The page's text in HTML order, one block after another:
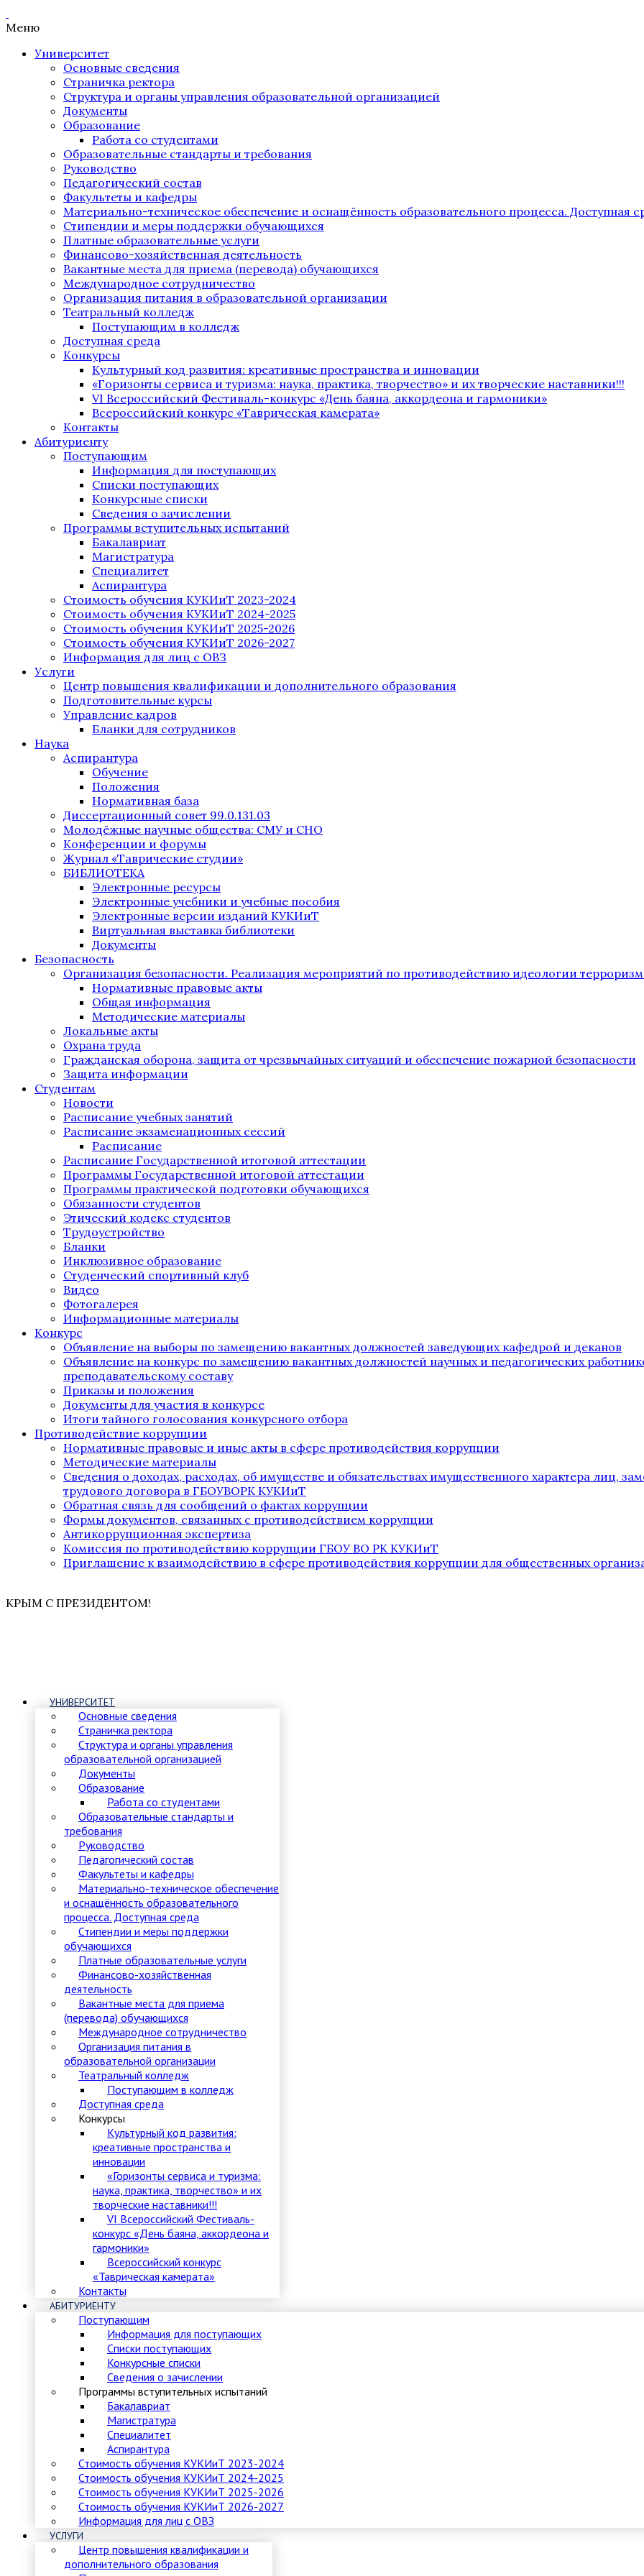
Меню
Университет
Основные сведения
Страничка ректора
Структура и органы управления образовательной организацией
Документы
Образование
Работа со студентами
Образовательные стандарты и требования
Руководство
Педагогический состав
Факультеты и кафедры
Материально-техническое обеспечение и оснащённость образовательного процесса. Доступная
Стипендии и меры поддержки обучающихся
Платные образовательные услуги
Финансово-хозяйственная деятельность
Вакантные места для приема (перевода) обучающихся
Международное сотрудничество
Организация питания в образовательной организации
Театральный колледж
Поступающим в колледж
Доступная среда
Конкурсы
Культурный код развития: креативные пространства и инновации
«Горизонты сервиса и туризма: наука, практика, творчество» и их творческие наставники!!!
VI Всероссийский Фестиваль-конкурс «День баяна, аккордеона и гармоники»
Всероссийский конкурс «Таврическая камерата»
Контакты
Абитуриенту
Поступающим
Информация для поступающих
Списки поступающих
Конкурсные списки
Сведения о зачислении
Программы вступительных испытаний
Бакалавриат
Магистратура
Специалитет
Аспирантура
Стоимость обучения КУКИиТ 2023-2024
Стоимость обучения КУКИиТ 2024-2025
Стоимость обучения КУКИиТ 2025-2026
Стоимость обучения КУКИиТ 2026-2027
Информация для лиц с ОВЗ
Услуги
Центр повышения квалификации и дополнительного образования
Подготовительные курсы
Управление кадров
Бланки для сотрудников
Наука
Аспирантура
Обучение
Положения
Нормативная база
Диссертационный совет 99.0.131.03
Молодёжные научные общества: СМУ и СНО
Конференции и форумы
Журнал «Таврические студии»
БИБЛИОТЕКА
Электронные ресурсы
Электронные учебники и учебные пособия
Электронные версии изданий КУКИиТ
Виртуальная выставка библиотеки
Документы
Безопасность
Организация безопасности. Реализация мероприятий по противодействию идеологии
Нормативные правовые акты
Общая информация
Методические материалы
Локальные акты
Охрана труда
Гражданская оборона, защита от чрезвычайных ситуаций и обеспечение пожарной безопасности
Защита информации
Студентам
Новости
Расписание учебных занятий
Расписание экзаменационных сессий
Расписание
Расписание Государственной итоговой аттестации
Программы Государственной итоговой аттестации
Программы практической подготовки обучающихся
Обязанности студентов
Этический кодекс студентов
Трудоустройство
Бланки
Инклюзивное образование
Студенческий спортивный клуб
Видео
Фотогалерея
Информационные материалы
Конкурс
Объявление на выборы по замещению вакантных должностей заведующих кафедрой и деканов
Объявление на конкурс по замещению вакантных должностей научных и педагогических
преподавательскому составу
Приказы и положения
Документы для участия в конкурсе
Итоги тайного голосования конкурсного отбора
Противодействие коррупции
Нормативные правовые и иные акты в сфере противодействия коррупции
Методические материалы
Сведения о доходах, расходах, об имуществе и обязательствах имущественного характера лиц,
трудового договора в ГБОУВОРК КУКИиТ
Обратная связь для сообщений о фактах коррупции
Формы документов, связанных с противодействием коррупции
Антикоррупционная экспертиза
Комиссия по противодействию коррупции ГБОУ ВО РК КУКИиТ
Приглашение к взаимодействию в сфере противодействия коррупции для общественных
КРЫМ С ПРЕЗИДЕНТОМ!
УНИВЕРСИТЕТ
Основные сведения
Страничка ректора
Структура и органы управления
образовательной организацией
Документы
Образование
Работа со студентами
Образовательные стандарты и
требования
Руководство
Педагогический состав
Факультеты и кафедры
Материально-техническое обеспечение
и оснащённость образовательного
процесса. Доступная среда
Стипендии и меры поддержки
обучающихся
Платные образовательные услуги
Финансово-хозяйственная
деятельность
Вакантные места для приема
(перевода) обучающихся
Международное сотрудничество
Организация питания в
образовательной организации
Театральный колледж
Поступающим в колледж
Доступная среда
Конкурсы
Культурный код развития:
креативные пространства и
инновации
«Горизонты сервиса и туризма:
наука, практика, творчество» и их
творческие наставники!!!
VI Всероссийский Фестиваль-
конкурс «День баяна, аккордеона и
гармоники»
Всероссийский конкурс
«Таврическая камерата»
Контакты
АБИТУРИЕНТУ
Поступающим
Информация для поступающих
Списки поступающих
Конкурсные списки
Сведения о зачислении
Программы вступительных испытаний
Бакалавриат
Магистратура
Специалитет
Аспирантура
Стоимость обучения КУКИиТ 2023-2024
Стоимость обучения КУКИиТ 2024-2025
Стоимость обучения КУКИиТ 2025-2026
Стоимость обучения КУКИиТ 2026-2027
Информация для лиц с ОВЗ
УСЛУГИ
Центр повышения квалификации и
дополнительного образования